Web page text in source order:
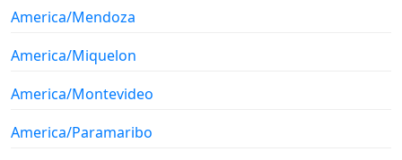
America/Mendoza
America/Miquelon
America/Montevideo
America/Paramaribo